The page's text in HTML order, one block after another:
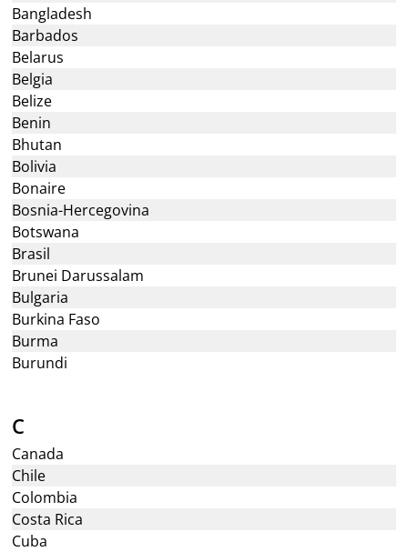
Bangladesh
Barbados
Belarus
Belgia
Belize
Benin
Bhutan
Bolivia
Bonaire
Bosnia-Hercegovina
Botswana
Brasil
Brunei Darussalam
Bulgaria
Burkina Faso
Burma
Burundi
C
Canada
Chile
Colombia
Costa Rica
Cuba